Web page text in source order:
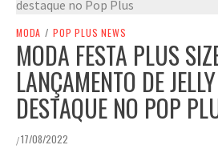
MODA / POP PLUS NEWS
MODA FESTA PLUS
LANÇAMENTO DE
DESTAQUE NO POP
/17/08/2022